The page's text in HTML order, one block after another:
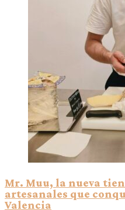
Mr. Muu, la nueva
artesanales que
Valencia